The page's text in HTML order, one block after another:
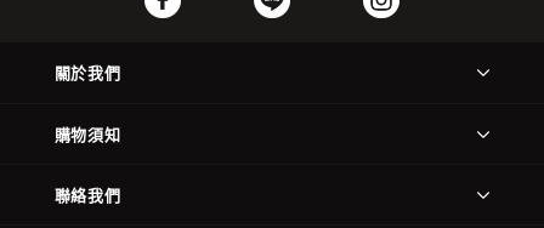
關於我們
購物須知
聯絡我們